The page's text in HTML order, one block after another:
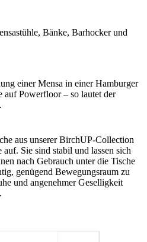
Bänke, Barhocker und
einer Mensa in einer Hamburger
Powerfloor – so lautet der
aus unserer BirchUP-Collection
Sie sind stabil und lassen sich
nach Gebrauch unter die Tische
genügend Bewegungsraum zu
und angenehmer Geselligkeit